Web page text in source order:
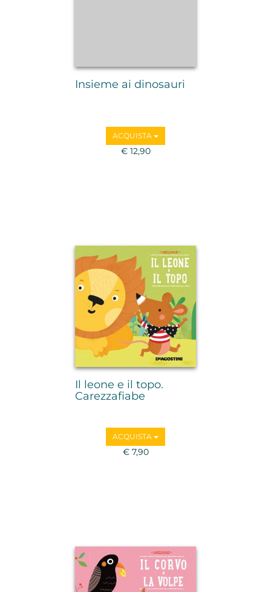
Insieme ai dinosauri
ACQUISTA
€ 12,90
Il leone e il topo.
Carezzafiabe
ACQUISTA
€ 7,90